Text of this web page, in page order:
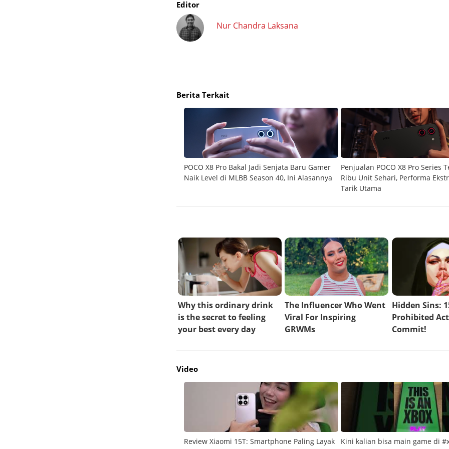
Editor
Nur Chandra Laksana
Berita Terkait
POCO X8 Pro Bakal Jadi Senjata Baru Gamer
Naik Level di MLBB Season 40, Ini Alasannya
Penjualan POCO X8 Pro Series
Ribu Unit Sehari, Performa
Tarik Utama
Video
Review Xiaomi 15T: Smartphone Paling Layak
Kini kalian bisa main game di